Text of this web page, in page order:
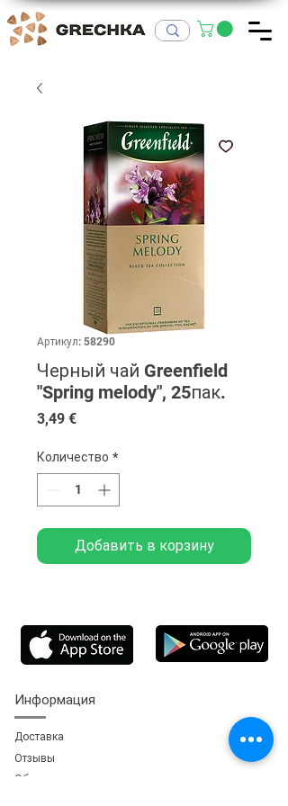
Артикул: 58290
Черный чай Greenfield
"Spring melody", 25пак.
3,49 €Цена
Количество *
Добавить в корзину
Информация
Доставка
Отзывы
Обратная свя